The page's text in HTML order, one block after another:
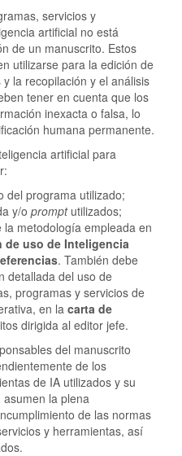
servicios y
artificial no está
de un manuscrito. Estos
utilizarse para la edición de
la recopilación y el análisis
tener en cuenta que los
inexacta o falsa, lo
humana permanente.
artificial para
del programa utilizado;
y/o promptutilizados;
metodología empleada en
de uso de Inteligencia
. También debe
detallada del uso de
programas y servicios de
en la carta de
dirigida al editor jefe.
del manuscrito
de los
de IA utilizados y su
la plena
de las normas
y herramientas, así